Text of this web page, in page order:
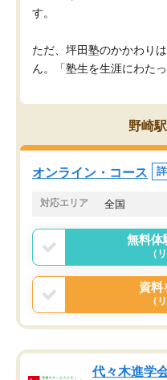
す。
ただ、坪田塾のかかわり
ん。「塾生を生涯にわたっ
野崎
オンライン・コース
対応エリア 全国
無料体
（
資料
（
代々木進学